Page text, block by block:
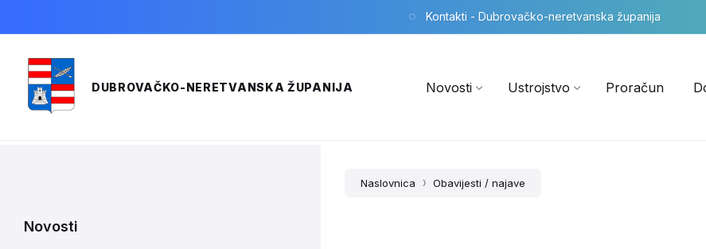
content
main
footer
Kontakti - Dubrovačko-neretvanska županija
DUBROVAČKO-NERETVANSKA ŽUPANIJA Novosti Ustrojstvo Proračun
Naslovnica Obavijesti / najave
Novosti